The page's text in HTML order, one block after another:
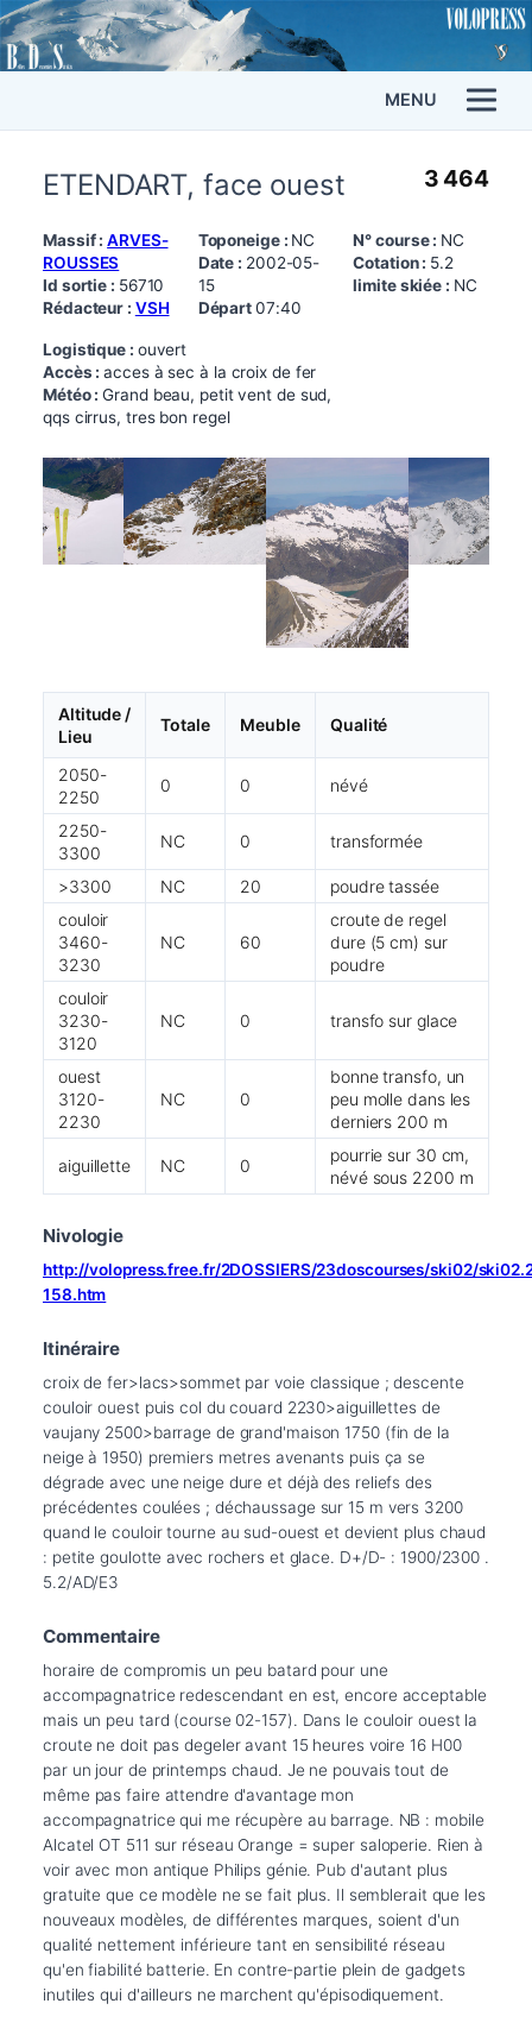
MENU
ETENDART, face ouest 3 464
Massif :ARVES-
ROUSSES
Id sortie : 56710
Rédacteur : VSH
Toponeige : NC
Date : 2002-05-
15
Départ07:40
N° course : NC
Cotation : 5.2
limite skiée : NC
Logistique : ouvert
Accès :acces à sec à la croix de fer
Météo :Grand beau, petit vent de sud,
qqs cirrus, tres bon regel
Altitude /
Lieu
Totale Meuble Qualité
2050-
2250
0 0 névé
2250-
3300
NC 0 transformée
>3300 NC 20
poudre tassée
couloir
3460-
3230
NC 60
croute de regel
dure (5 cm) sur
poudre
couloir
3230-
3120
NC 0 transfo sur glace
ouest
3120-
2230
NC 0
bonne transfo, un
peu molle dans les
derniers 200 m
aiguillette NC 0
pourrie sur 30 cm,
névé sous 2200 m
Nivologie
http://volopress.free.fr/2DOSSIERS/23doscourses/ski02/
158.htm
Itinéraire
croix de fer>lacs>sommet par voie classique ; descente
couloir ouest puis col du couard 2230>aiguillettes de
vaujany 2500>barrage de grand'maison 1750 (fin de la
neige à 1950) premiers metres avenants puis ça se
dégrade avec une neige dure et déjà des reliefs des
précédentes coulées ; déchaussage sur 15 m vers 3200
quand le couloir tourne au sud-ouest et devient plus chaud
: petite goulotte avec rochers et glace. D+/D- : 1900/2300 .
5.2/AD/E3
Commentaire
horaire de compromis un peu batard pour une
accompagnatrice redescendant en est, encore acceptable
mais un peu tard (course 02-157). Dans le couloir ouest la
croute ne doit pas degeler avant 15 heures voire 16 H00
par un jour de printemps chaud. Je ne pouvais tout de
même pas faire attendre d'avantage mon
accompagnatrice qui me récupère au barrage. NB : mobile
Alcatel OT 511 sur réseau Orange = super saloperie. Rien à
voir avec mon antique Philips génie. Pub d'autant plus
gratuite que ce modèle ne se fait plus. Il semblerait que les
nouveaux modèles, de différentes marques, soient d'un
qualité nettement inférieure tant en sensibilité réseau
qu'en fiabilité batterie. En contre-partie plein de gadgets
inutiles qui d'ailleurs ne marchent qu'épisodiquement.